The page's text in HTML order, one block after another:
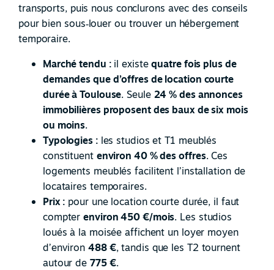
transports, puis nous conclurons avec des conseils
pour bien sous‑louer ou trouver un hébergement
temporaire.
Marché tendu : il existequatre fois plus de
demandes que d’offres de location courte
durée à Toulouse. Seule 24 % des annonces
immobilières proposent des baux de six mois
ou moins.
Typologies : les studios et T1 meublés
constituent environ 40 % des offres. Ces
logements meublés facilitent l’installation de
locataires temporaires.
Prix : pour une location courte durée, il faut
compterenviron 450 €/mois. Les studios
loués à la moisée affichent un loyer moyen
d’environ 488 €, tandis que les T2 tournent
autour de 775 €.